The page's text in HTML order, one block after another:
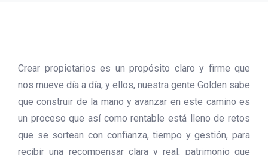
Crear propietarios es un propósito claro y firme que
nos mueve día a día, y ellos, nuestra gente Golden sabe
que construir de la mano y avanzar en este camino es
un proceso que así como rentable está lleno de retos
que se sortean con confianza, tiempo y gestión, para
recibir una recompensar clara y real, patrimonio que